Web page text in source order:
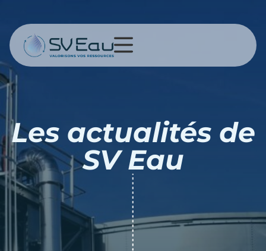
Les actualités de
SV Eau